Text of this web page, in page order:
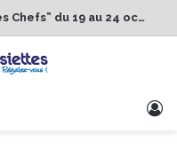
1er Édition de “La Semaine des Chefs” du 19 au 24 octobre 2026